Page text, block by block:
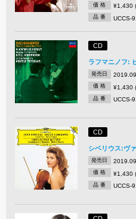
価 格 ¥1,430
品 番 UCCS-
CD
ラフマニノフ:
発売日
価 格 ¥1,430
品 番 UCCS-
CD
シベリウス:ヴ
発売日
価 格 ¥1,430
品 番 UCCS-